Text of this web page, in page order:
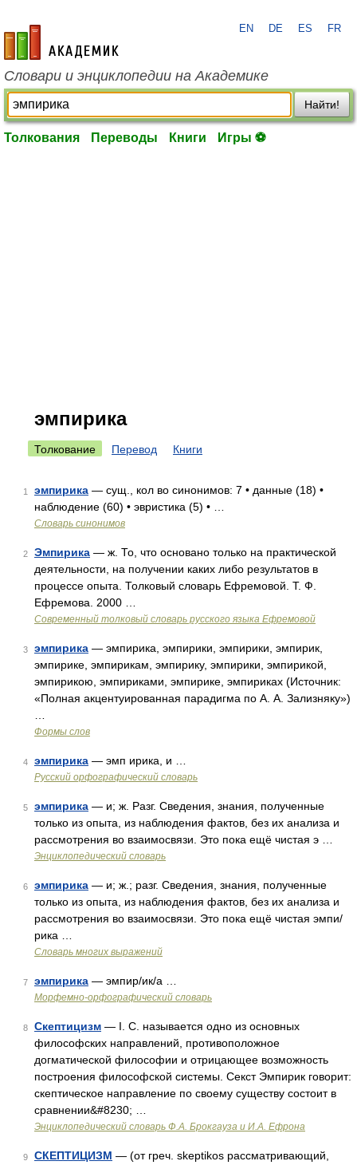
academic.ru
EN DE ES FR
Словари и энциклопедии на Академике
Найти!
Толкования Переводы Книги Игры ⚽
эмпирика
Толкование Перевод Книги
1 эмпирика — сущ., кол во синонимов: 7 • данные (18) •
наблюдение (60) • эвристика (5) • …
Словарь синонимов
2 Эмпирика — ж. То, что основано только на практической
деятельности, на получении каких либо результатов в
процессе опыта. Толковый словарь Ефремовой. Т. Ф.
Ефремова. 2000 …
Современный толковый словарь русского языка Ефремовой
3 эмпирика — эмпирика, эмпирики, эмпирики, эмпирик,
эмпирике, эмпирикам, эмпирику, эмпирики, эмпирикой,
эмпирикою, эмпириками, эмпирике, эмпириках (Источник:
«Полная акцентуированная парадигма по А. А. Зализняку»)
Формы слов
4 эмпирика — эмп ирика, и …
Русский орфографический словарь
5 эмпирика — и; ж. Разг. Сведения, знания, полученные
только из опыта, из наблюдения фактов, без их анализа и
рассмотрения во взаимосвязи. Это пока ещё чистая э …
Энциклопедический словарь
6 эмпирика — и; ж.; разг. Сведения, знания, полученные
только из опыта, из наблюдения фактов, без их анализа и
рассмотрения во взаимосвязи. Это пока ещё чистая эмпи/
рика …
Словарь многих выражений
7 эмпирика — эмпир/ик/а …
Морфемно-орфографический словарь
8 Скептицизм — I. С. называется одно из основных
философских направлений, противоположное
догматической философии и отрицающее возможность
построения философской системы. Секст Эмпирик говорит:
скептическое направление по своему существу состоит в
сравнении&#8230; …
Энциклопедический словарь Ф.А. Брокгауза и И.А. Ефрона
9 СКЕПТИЦИЗМ — (от греч. skeptikos рассматривающий,